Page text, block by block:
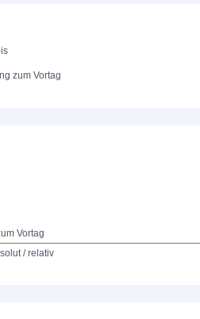
zum Vortag
Vortag
/ relativ